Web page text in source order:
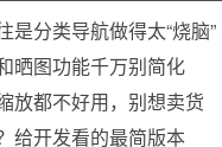
分类导航做得太“烧脑”
晒图功能千万别简化
放都不好用，别想卖货
给开发看的最简版本